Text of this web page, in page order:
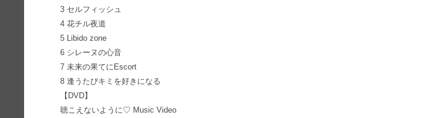
3 セルフィッシュ
4 花チル夜道
5 Libido zone
6 シレーヌの心音
7 未来の果てにEscort
8 逢うたびキミを好きになる
【DVD】
聴こえないように♡ Music Video